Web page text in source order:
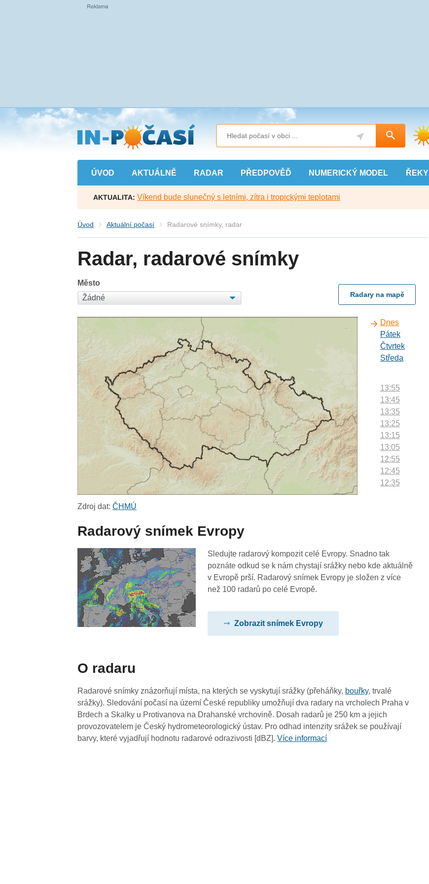
Přejít
na
hlavní
obsah
ÚVOD AKTUÁLNĚ RADAR PŘEDPOVĚĎ NUMERICKÝ MODEL ŘEKY
AKTUALITA: Víkend bude slunečný s letními, zítra i tropickými teplotami
Úvod Aktuální počasí Radarové snímky, radar
Radar, radarové snímky
Město
Radary na mapě
Dnes
Pátek
Čtvrtek
Středa
13:55
13:45
13:35
13:25
13:15
13:05
12:55
12:45
12:35
11:35
11:25
11:15
09:35
09:25
09:15
09:05
Zdroj dat:ČHMÚ
Radarový snímek Evropy
Sledujte radarový kompozit celé Evropy. Snadno tak
poznáte odkud se k nám chystají srážky nebo kde aktuálně
v Evropě prší. Radarový snímek Evropy je složen z více
než 100 radarů po celé Evropě.
Zobrazit snímek Evropy
O radaru
Radarové snímky znázorňují místa, na kterých se vyskytují srážky (přeháňky, bouřky, trvalé
srážky). Sledování počasí na území České republiky umožňují dva radary na vrcholech Praha v
Brdech a Skalky u Protivanova na Drahanské vrchovině. Dosah radarů je 250 km a jejich
provozovatelem je Český hydrometeorologický ústav. Pro odhad intenzity srážek se používají
barvy, které vyjadřují hodnotu radarové odrazivosti [dBZ].Více informací